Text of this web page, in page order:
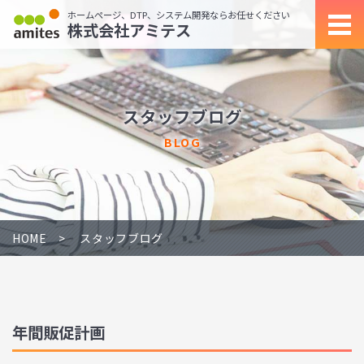
ホームページ、DTP、システム開発ならお任せください
株式会社アミテス
スタッフブログ
BLOG
HOME スタッフブログ
年間販促計画